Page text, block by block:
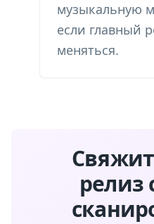
музыкальную
если главный
меняться.
релиз